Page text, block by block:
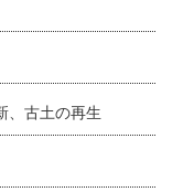
、古土の再生